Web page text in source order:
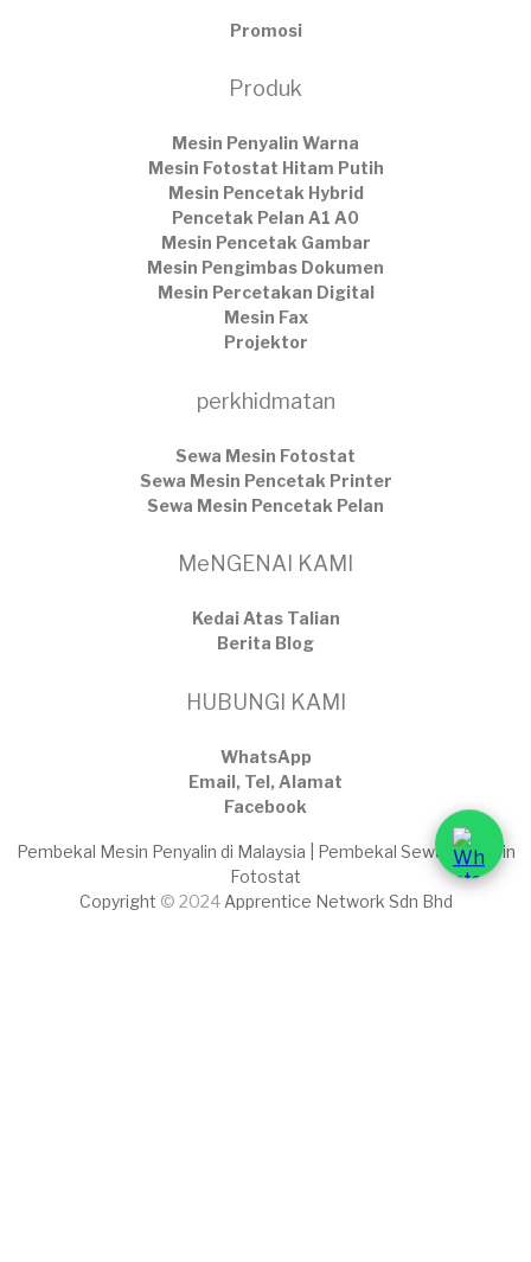
Promosi
Produk
Mesin Penyalin Warna
Mesin Fotostat Hitam Putih
Mesin Pencetak Hybrid
Pencetak Pelan A1 A0
Mesin Pencetak Gambar
Mesin Pengimbas Dokumen
Mesin Percetakan Digital
Mesin Fax
Projektor
perkhidmatan
Sewa Mesin Fotostat
Sewa Mesin Pencetak Printer
Sewa Mesin Pencetak Pelan
MeNGENAI KAMI
Kedai Atas Talian
​Berita Blog
HUBUNGI KAMI
WhatsApp
Email, Tel, Alamat
Facebook
Pembekal Mesin Penyalin di Malaysia | Pembekal Sewaan Mesin
Fotostat
Copyright © 2024 Apprentice Network Sdn Bhd